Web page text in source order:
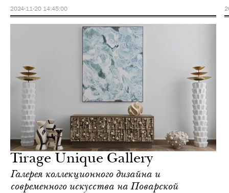
2024-11-20 14:45:00
Tirage Unique Gallery
Галерея коллекционного дизайна и
современного искусства на Поварской